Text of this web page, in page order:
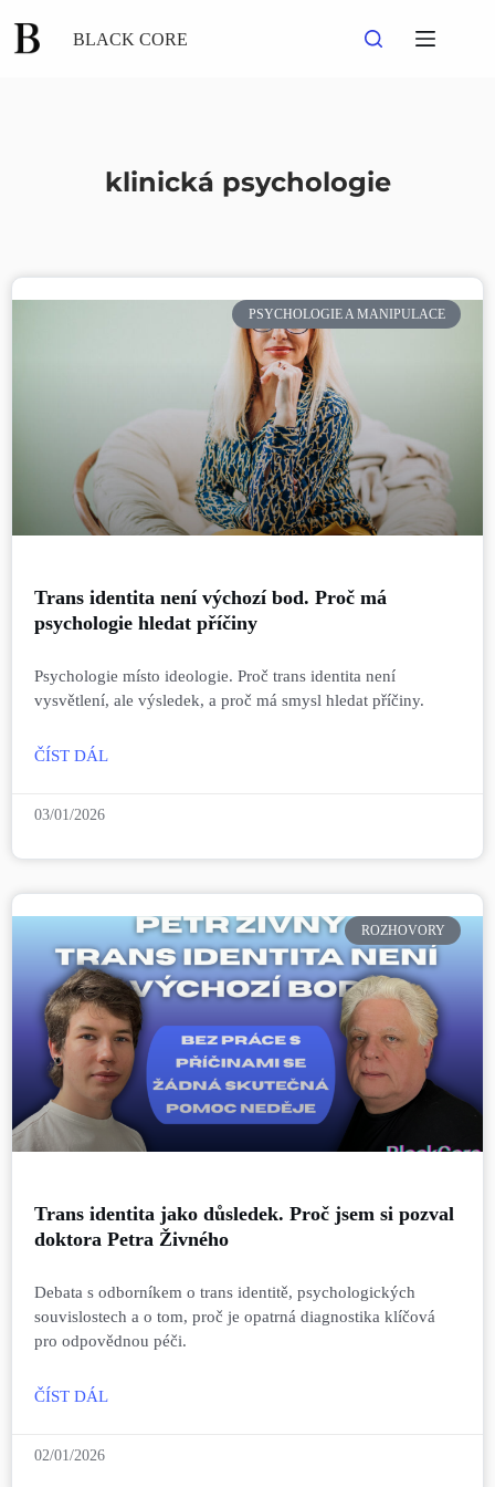
BLACK CORE
klinická psychologie
PSYCHOLOGIE A MANIPULACE
Trans identita není výchozí bod. Proč má
psychologie hledat příčiny
Psychologie místo ideologie. Proč trans identita není
vysvětlení, ale výsledek, a proč má smysl hledat příčiny.
ČÍST DÁL
03/01/2026
ROZHOVORY
Trans identita jako důsledek. Proč jsem si pozval
doktora Petra Živného
Debata s odborníkem o trans identitě, psychologických
souvislostech a o tom, proč je opatrná diagnostika klíčová
pro odpovědnou péči.
ČÍST DÁL
02/01/2026